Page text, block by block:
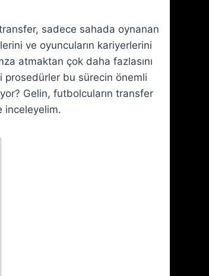
sadece sahada oynanan
ve oyuncuların kariyerlerini
atmaktan çok daha fazlasını
prosedürler bu sürecin önemli
Gelin, futbolcuların transfer
inceleyelim.